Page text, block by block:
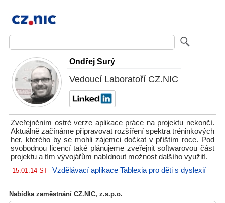
Ondřej Surý
Vedoucí Laboratoří CZ.NIC
Zveřejněním ostré verze aplikace práce na projektu nekončí.
Aktuálně začínáme připravovat rozšíření spektra tréninkových
her, kterého by se mohli zájemci dočkat v příštím roce. Pod
svobodnou licencí také plánujeme zveřejnit softwarovou část
projektu a tím vývojářům nabídnout možnost dalšího využití.
15.01.14-ST Vzdělávací aplikace Tablexia pro děti s dyslexií
Nabídka zaměstnání CZ.NIC, z.s.p.o.